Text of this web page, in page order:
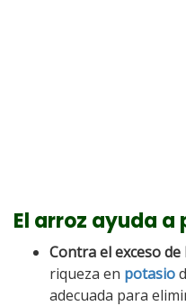
El arroz ayuda a
Contra el exceso
riqueza en potasio
adecuada para